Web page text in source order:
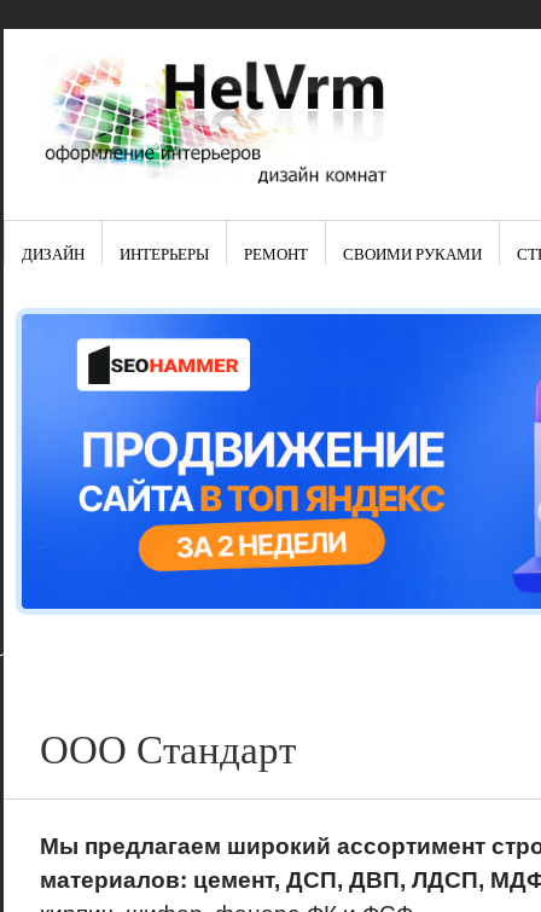
Свежие
Японские
Школа
Шьем
ДИЗАЙН ИНТЕРЬЕРЫ РЕМОНТ СВОИМИ РУКАМИ
ООО Стандарт
Мы предлагаем широкий ассортимент
материалов: цемент, ДСП, ДВП, ЛДСП,